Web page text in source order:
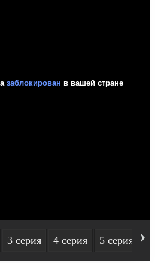
3 серия 4 серия 5 серия ›